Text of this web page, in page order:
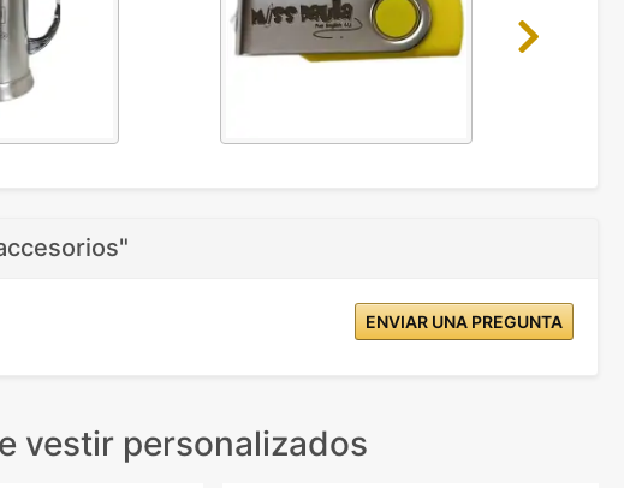
Next
ENVIAR UNA PREGUNTA
vestir personalizados